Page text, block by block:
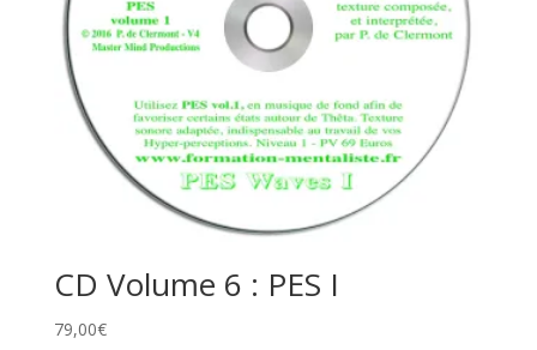
CD Volume 6 : PES I
79,00€